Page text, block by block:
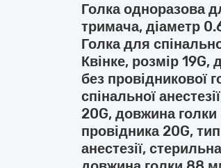
Голка одноразова
тримача, діаметр
Голка для
Квінке, розмір
без провідникової
спінальної
20G, довжина
провідника 20G,
анестезії,